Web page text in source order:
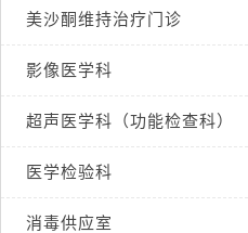
美沙酮维持治疗门诊
影像医学科
超声医学科（功能检查科）
医学检验科
消毒供应室